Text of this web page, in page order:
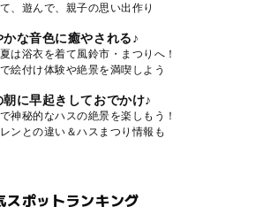
、遊んで、親子の思い出作り
かな音色に癒やされる♪
は浴衣を着て風鈴市・まつりへ！
絵付け体験や絶景を満喫しよう
朝に早起きしておでかけ♪
神秘的なハスの絶景を楽しもう！
ンとの違い＆ハスまつり情報も
スポットランキング